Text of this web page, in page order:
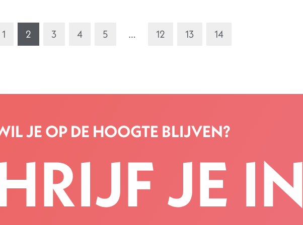
1 2 3 4 5 … 12 13 14
JE OP DE HOOGTE BLIJVEN?
JE IN